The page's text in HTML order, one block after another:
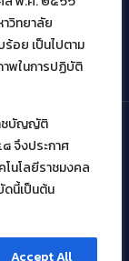
าวิทยาลัย
อย เป็นไปตาม
าพในการปฏิบัติ
าชบัญญัติ
จึงประกาศ
นโลยีราชมงคล
นี้เป็นต้น
Accept All
บบูรณาการ (1
มหาวิทยาลัย